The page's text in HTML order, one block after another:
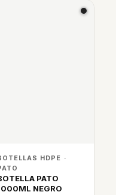
HDPE ·
PATO
NEGRO